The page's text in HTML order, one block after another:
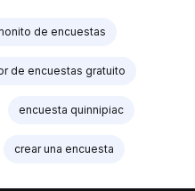
de encuestas
de encuestas gratuito
encuesta quinnipiac
crear una encuesta